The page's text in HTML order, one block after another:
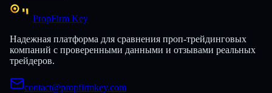
PropFirm Key
Надежная платформа для сравнения проп-трейдинговых
компаний с проверенными данными и отзывами реальных
трейдеров.
contact@propfirmkey.com